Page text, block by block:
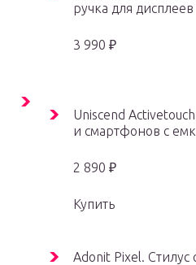
ручка для дисплеев
3 990 ₽
Uniscend
и смартфонов с
2 890 ₽
Купить
Adonit Pixel.